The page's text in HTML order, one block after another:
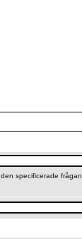
specificerade frågan